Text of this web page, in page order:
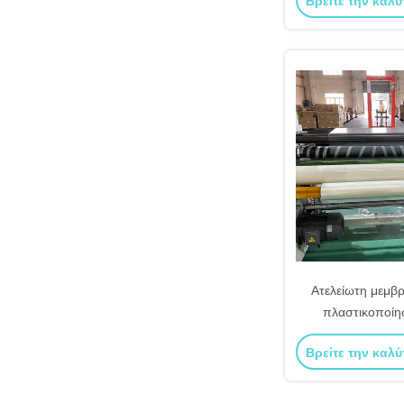
Ατελείωτη
ποιότητας,
Βρείτε την